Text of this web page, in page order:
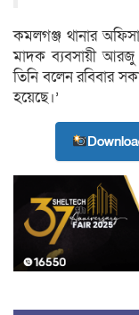
কমলগঞ্জ থানার
মাদক ব্যবসায়ী আরজু
তিনি বলেন রবিবার
হয়েছে।’